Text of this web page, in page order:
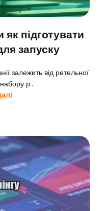
підготувати
запуску
залежить від ретельної
р...